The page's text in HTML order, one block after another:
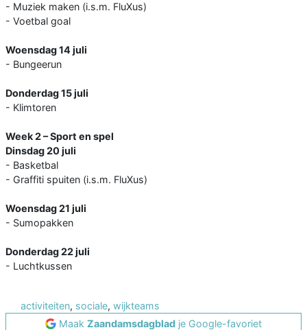
- Muziek maken (i.s.m. FluXus)
- Voetbal goal
Woensdag 14 juli
- Bungeerun
Donderdag 15 juli
- Klimtoren
Week 2 – Sport en spel
Dinsdag 20 juli
- Basketbal
- Graffiti spuiten (i.s.m. FluXus)
Woensdag 21 juli
- Sumopakken
Donderdag 22 juli
- Luchtkussen
activiteiten, sociale, wijkteams
Maak Zaandamsdagblad je Google-favoriet